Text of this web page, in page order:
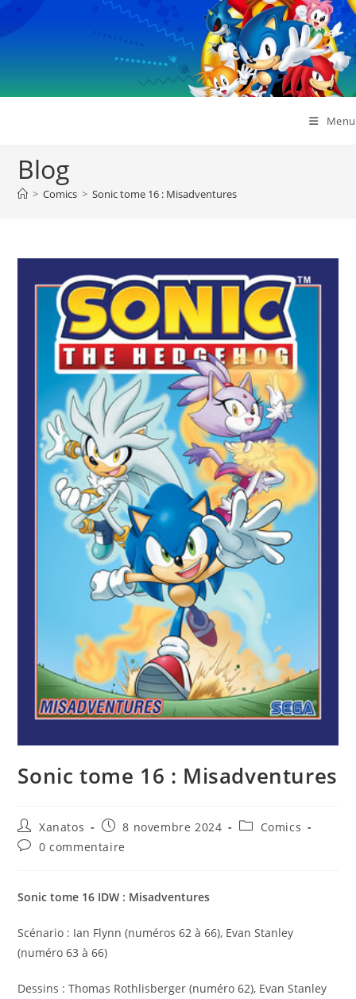
Menu
Blog
> Comics > Sonic tome 16 : Misadventures
Sonic tome 16 : Misadventures
Auteur/autrice
de
la
Xanatos
Publication
publiée :
8 novembre 2024
PostComics
Commentaires
publication :
0 commentaire
Sonic tome 16 IDW : Misadventures
Scénario : Ian Flynn (numéros 62 à 66), Evan Stanley
(numéro 63 à 66)
Dessins : Thomas Rothlisberger (numéro 62), Evan Stanley